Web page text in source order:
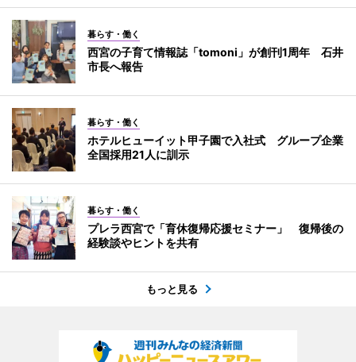
暮らす・働く
西宮の子育て情報誌「tomoni」が創刊1周年 石井
市長へ報告
暮らす・働く
ホテルヒューイット甲子園で入社式 グループ企業
全国採用21人に訓示
暮らす・働く
プレラ西宮で「育休復帰応援セミナー」 復帰後の
経験談やヒントを共有
もっと見る